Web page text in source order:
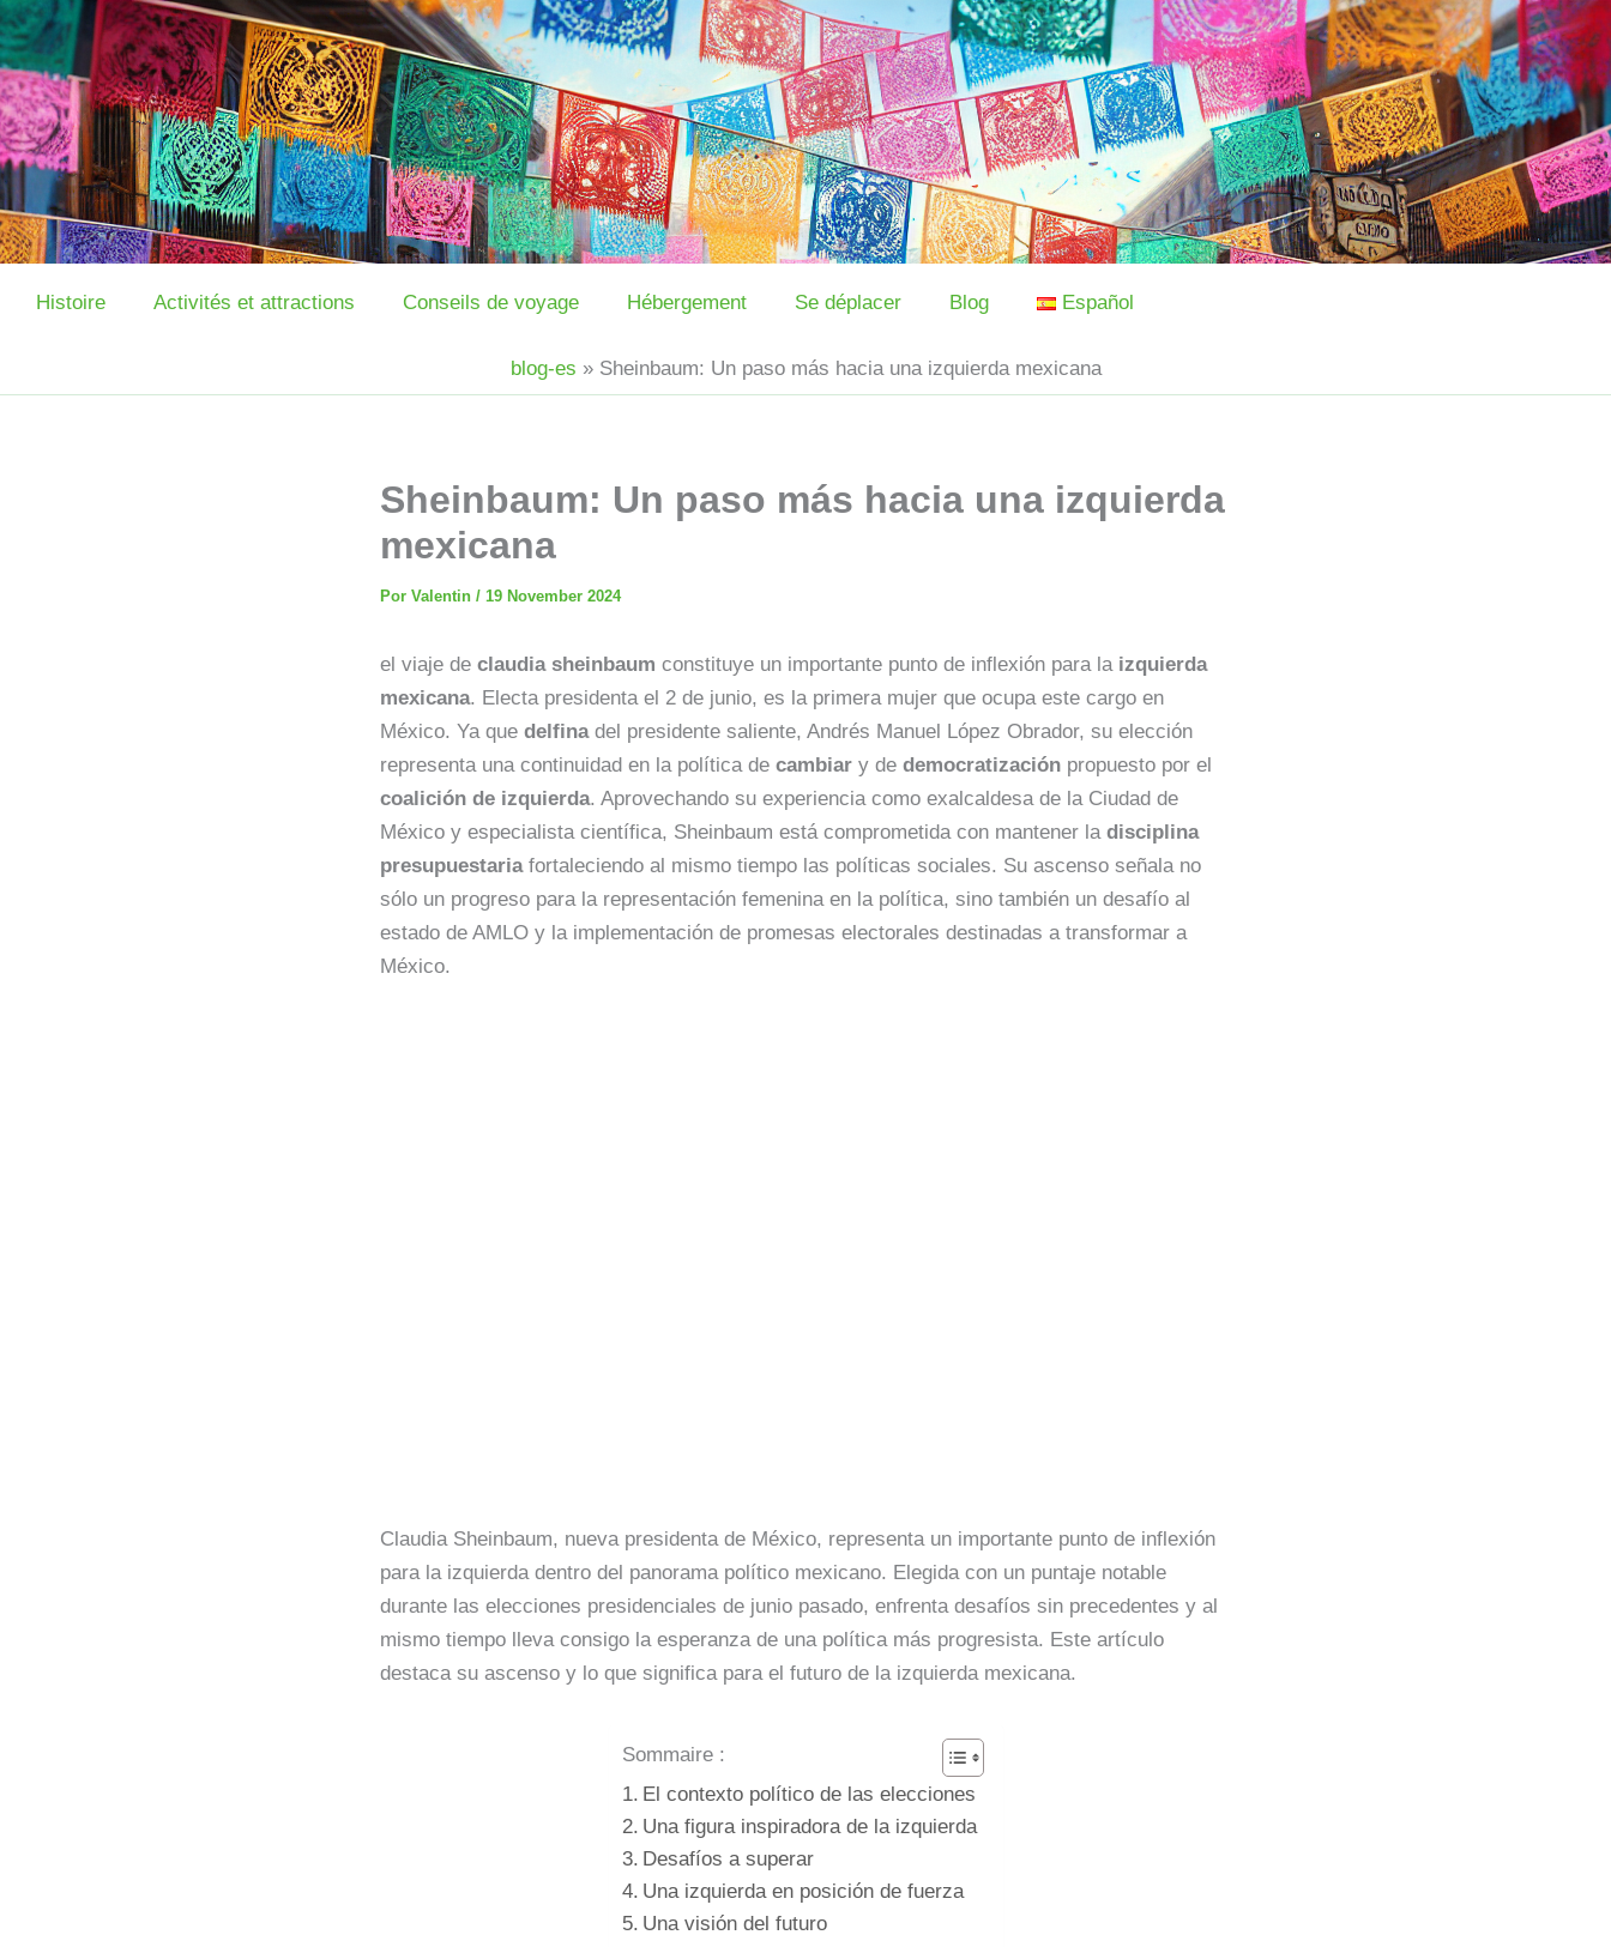
Ir
al
contenido
Histoire Activités et attractions Conseils de voyage Hébergement Se déplacer Blog Español
blog-es » Sheinbaum: Un paso más hacia una izquierda mexicana
Sheinbaum: Un paso más hacia una izquierda
mexicana
Por Valentin / 19 November 2024
el viaje de claudia sheinbaum constituye un importante punto de inflexión para la izquierda
mexicana. Electa presidenta el 2 de junio, es la primera mujer que ocupa este cargo en
México. Ya que delfinadel presidente saliente, Andrés Manuel López Obrador, su elección
representa una continuidad en la política de cambiar y de democratización propuesto por el
coalición de izquierda. Aprovechando su experiencia como exalcaldesa de la Ciudad de
México y especialista científica, Sheinbaum está comprometida con mantener la disciplina
presupuestariafortaleciendo al mismo tiempo las políticas sociales. Su ascenso señala no
sólo un progreso para la representación femenina en la política, sino también un desafío al
estado de AMLO y la implementación de promesas electorales destinadas a transformar a
México.
Claudia Sheinbaum, nueva presidenta de México, representa un importante punto de inflexión
para la izquierda dentro del panorama político mexicano. Elegida con un puntaje notable
durante las elecciones presidenciales de junio pasado, enfrenta desafíos sin precedentes y al
mismo tiempo lleva consigo la esperanza de una política más progresista. Este artículo
destaca su ascenso y lo que significa para el futuro de la izquierda mexicana.
Sommaire :
El contexto político de las elecciones
Una figura inspiradora de la izquierda
Desafíos a superar
Una izquierda en posición de fuerza
Una visión del futuro